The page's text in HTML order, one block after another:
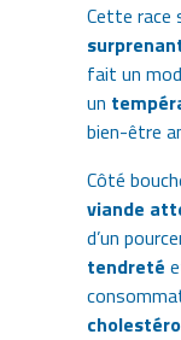
Cette race
fait un
un
bien-être
Côté
viande
d’un
tendreté